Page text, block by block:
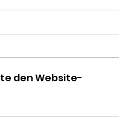
in
den Website-